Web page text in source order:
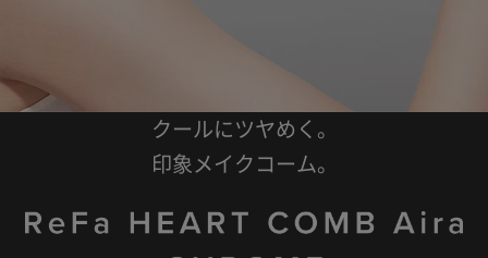
クールにツヤめく。
印象メイクコーム。